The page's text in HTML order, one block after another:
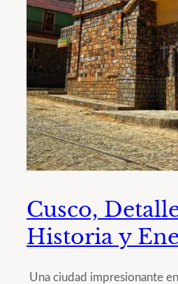
Cusco,
Historia y
Una ciudad impresionante